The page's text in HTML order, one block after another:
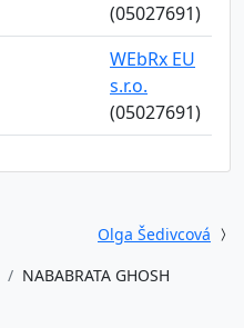
(05027691)
WEbRx EU
s.r.o.
(05027691)
Olga Šedivcová
NABABRATA GHOSH